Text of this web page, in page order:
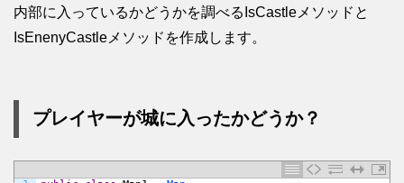
内部に入っているかどうかを調べるIsCastleメソッドと
IsEnenyCastleメソッドを作成します。
プレイヤーが城に入ったかどうか？